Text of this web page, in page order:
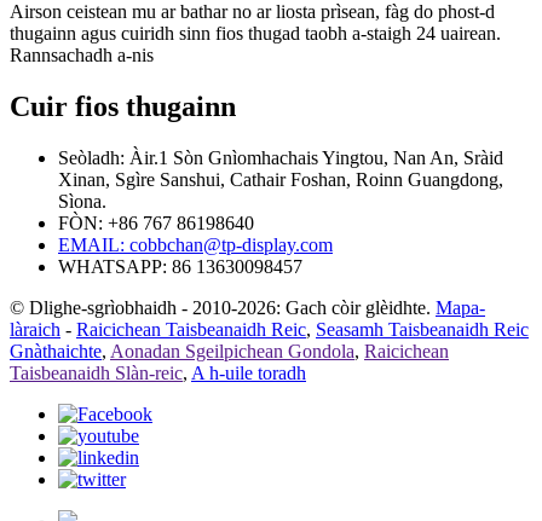
Airson ceistean mu ar bathar no ar liosta prìsean, fàg do phost-d
thugainn agus cuiridh sinn fios thugad taobh a-staigh 24 uairean.
Rannsachadh a-nis
Cuir fios thugainn
Seòladh: Àir.1 Sòn Gnìomhachais Yingtou, Nan An, Sràid
Xinan, Sgìre Sanshui, Cathair Foshan, Roinn Guangdong,
Sìona.
FÒN: +86 767 86198640
EMAIL: cobbchan@tp-display.com
WHATSAPP: 86 13630098457
© Dlighe-sgrìobhaidh - 2010-2026: Gach còir glèidhte. Mapa-
làraich - Raicichean Taisbeanaidh Reic, Seasamh Taisbeanaidh Reic
Gnàthaichte, Aonadan Sgeilpichean Gondola, Raicichean
Taisbeanaidh Slàn-reic, A h-uile toradh